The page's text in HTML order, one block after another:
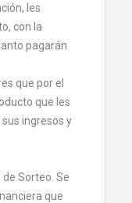
les
con la
pagarán
que por el
que les
ingresos y
Sorteo. Se
que